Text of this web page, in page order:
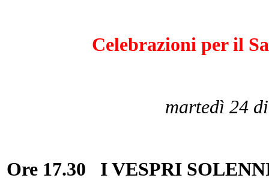
Celebrazioni per il
martedì 24
Ore 17.30 I VESPRI